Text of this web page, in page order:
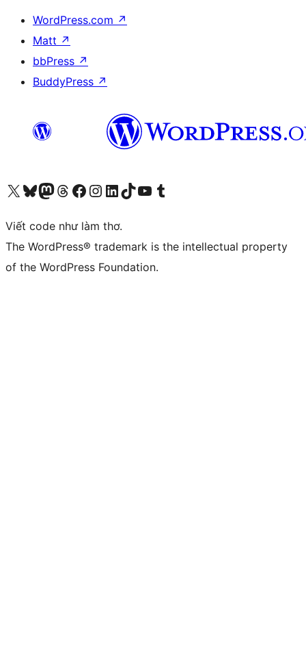
WordPress.com ↗
Matt ↗
bbPress ↗
BuddyPress ↗
Truy cập tài khoản X (trước đây là Twitter) của chúng tôiVisit our Bluesky account
Visit our Mastodon account
Visit our Threads account
Xem trang Facebook của chúng tôiTruy cập tài khoản Instagram của chúng tôiTruy cập tài khoản LinkedIn của chúng tôiVisit our TikTok account
Truy cập kênh YouTube của chúng tôi Visit our Tumblr account
Viết code như làm thơ.
The WordPress® trademark is the intellectual property
of the WordPress Foundation.